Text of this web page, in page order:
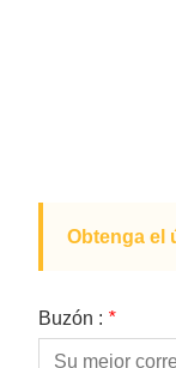
Obtenga el
Buzón : *